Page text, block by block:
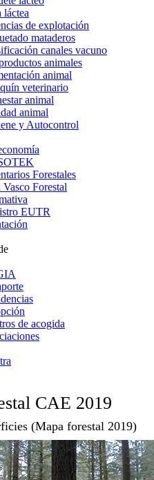
láctea
de explotación
mataderos
canales vacuno
animales
animal
veterinario
animal
animal
y Autocontrol
Forestales
Vasco Forestal
EUTR
de acogida
CAE 2019
(Mapa forestal 2019)